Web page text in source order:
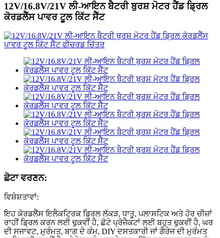
12V/16.8V/21V ਲੀ-ਆਇਨ ਬੈਟਰੀ ਬੁਰਸ਼ ਮੋਟਰ ਹੈਂਡ ਡ੍ਰਿਲ
ਕੋਰਡਲੈੱਸ ਪਾਵਰ ਟੂਲ ਕਿੱਟ ਸੈੱਟ
ਛੋਟਾ ਵਰਣਨ:
ਵਿਸ਼ੇਸ਼ਤਾਵਾਂ:
ਇਹ ਕੋਰਡਲੈੱਸ ਇਲੈਕਟ੍ਰਿਕ ਡ੍ਰਿਲ ਲੱਕੜ, ਧਾਤੂ, ਪਲਾਸਟਿਕ ਅਤੇ ਹੋਰ ਚੀਜ਼ਾਂ
ਰਾਹੀਂ ਡ੍ਰਿਲ ਕਰਨ ਲਈ ਢੁਕਵੀਂ ਹੈ, ਛੋਟੇ ਪ੍ਰੋਜੈਕਟਾਂ ਲਈ ਬਹੁਤ ਢੁਕਵੀਂ ਹੈ, ਘਰ
ਦੀ ਸਜਾਵਟ, ਮੁਰੰਮਤ, ਬਾਗ ਦੇ ਕੰਮ, DIY ਦਸਤਕਾਰੀ ਜਾਂ ਗੈਰੇਜ ਦੀ ਮੁਰੰਮਤ